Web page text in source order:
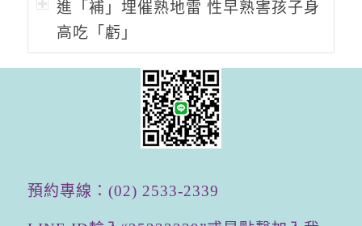
進「補」埋催熟地雷 性早熟害孩子身
高吃「虧」
預約專線：(02) 2533-2339